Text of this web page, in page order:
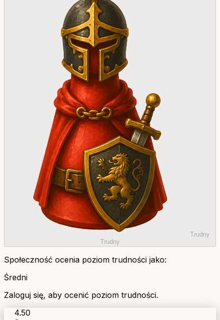
Trudny
Trudny
Społeczność ocenia poziom trudności jako:
Średni
Zaloguj się, aby ocenić poziom trudności.
4.50